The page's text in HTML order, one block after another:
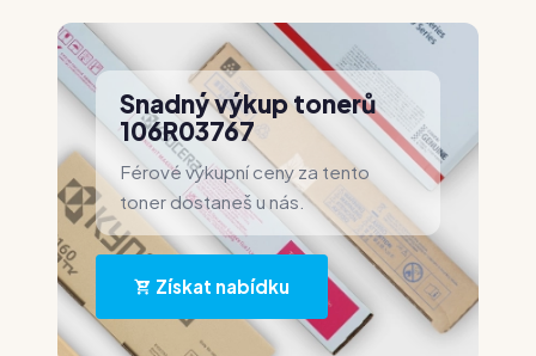
Snadný výkup tonerů
106R03767
Férové výkupní ceny za tento
toner dostaneš u nás.
Získat nabídku